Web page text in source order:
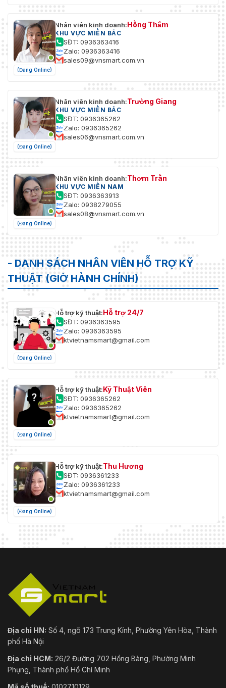
(Đang Online)
Nhân viên kinh doanh:Hồng Thắm
KHU VỰC MIỀN BẮC
SĐT: 0936363416
Zalo: 0936363416
sales09@vnsmart.com.vn
(Đang Online)
Nhân viên kinh doanh:Trường Giang
KHU VỰC MIỀN BẮC
SĐT: 0936365262
Zalo: 0936365262
sales06@vnsmart.com.vn
(Đang Online)
Nhân viên kinh doanh:Thơm Trần
KHU VỰC MIỀN NAM
SĐT: 0936363913
Zalo: 0938279055
sales08@vnsmart.com.vn
- DANH SÁCH NHÂN VIÊN HỖ TRỢ KỸ
THUẬT (GIỜ HÀNH CHÍNH)
(Đang Online)
Hỗ trợ kỹ thuật:Hỗ trợ 24/7
SĐT: 0936363595
Zalo: 0936363595
ktvietnamsmart@gmail.com
(Đang Online)
Hỗ trợ kỹ thuật:Kỹ Thuật Viên
SĐT: 0936365262
Zalo: 0936365262
ktvietnamsmart@gmail.com
(Đang Online)
Hỗ trợ kỹ thuật:Thu Hương
SĐT: 0936361233
Zalo: 0936361233
ktvietnamsmart@gmail.com
Địa chỉ HN: Số 4, ngõ 173 Trung Kính, Phường Yên Hòa, Thành
phố Hà Nội
Địa chỉ HCM: 26/2 Đường 702 Hồng Bàng, Phường Minh
Phụng, Thành phố Hồ Chí Minh